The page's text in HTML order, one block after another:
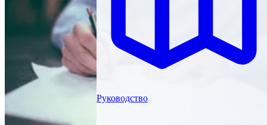
Руководство